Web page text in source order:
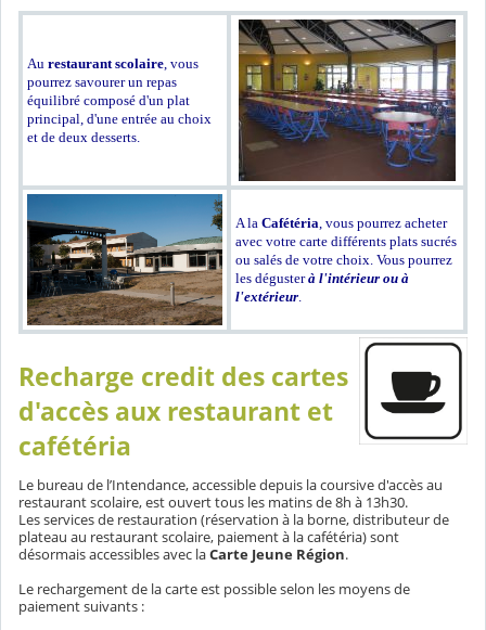
Au restaurant scolaire, vous
pourrez savourer un repas
équilibré composé d'un plat
principal, d'une entrée au choix
et de deux desserts.
A la Cafétéria, vous pourrez acheter
avec votre carte différents plats sucrés
ou salés de votre choix. Vous pourrez
les dégusterà l'intérieur ou à
l'extérieur.
Recharge credit des cartes
d'accès aux restaurant et
cafétéria
Le bureau de l’Intendance, accessible depuis la coursive d'accès au
restaurant scolaire, est ouvert tous les matins de 8h à 13h30.
Les services de restauration (réservation à la borne, distributeur de
plateau au restaurant scolaire, paiement à la cafétéria) sont
désormais accessibles avec laCarte Jeune Région.
Le rechargement de la carte est possible selon les moyens de
paiement suivants :